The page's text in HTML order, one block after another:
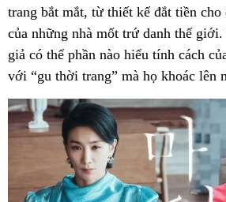
trang bắt mắt, từ thiết kế đắt tiền cho
của những nhà mốt trứ danh thế
giả có thể phần nào hiểu tính cách
với “gu thời trang” mà họ khoác lên